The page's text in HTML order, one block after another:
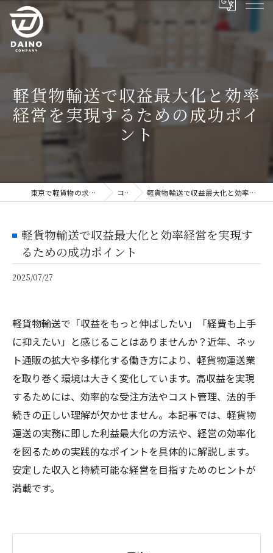
軽貨物輸送で収益最大化と効率
経営を実現するための成功ポイ
ント
東京で軽貨物の求人ならDAINO株式会社 コラム 軽貨物輸送で収益最大化と効率経営を実現するための成功ポイント
軽貨物輸送で収益最大化と効率経営を実現す
るための成功ポイント
2025/07/27
軽貨物輸送で「収益をもっと伸ばしたい」「経費も上手
に抑えたい」と感じることはありませんか？近年、ネッ
ト通販の拡大や多様化する働き方により、軽貨物運送業
を取り巻く環境は大きく変化しています。高収益を実現
するためには、効率的な受注方法やコスト管理、法的手
続きの正しい理解が欠かせません。本記事では、軽貨物
運送の実務に即した利益最大化の方法や、経営の効率化
を図るための実践的なポイントを具体的に解説します。
安定した収入と持続可能な経営を目指すためのヒントが
満載です。